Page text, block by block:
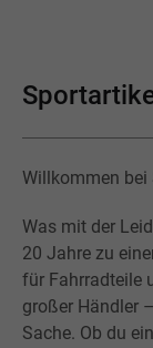
Willkommen bei
Was mit der
20 Jahre zu
für Fahrradteile
großer Händler
Sache. Ob du